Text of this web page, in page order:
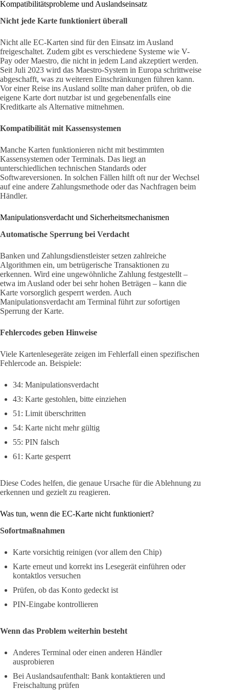
Kompatibilitätsprobleme und Auslandseinsatz
Nicht jede Karte funktioniert überall
Nicht alle EC-Karten sind für den Einsatz im Ausland
freigeschaltet. Zudem gibt es verschiedene Systeme wie V-
Pay oder Maestro, die nicht in jedem Land akzeptiert werden.
Seit Juli 2023 wird das Maestro-System in Europa schrittweise
abgeschafft, was zu weiteren Einschränkungen führen kann.
Vor einer Reise ins Ausland sollte man daher prüfen, ob die
eigene Karte dort nutzbar ist und gegebenenfalls eine
Kreditkarte als Alternative mitnehmen.
Kompatibilität mit Kassensystemen
Manche Karten funktionieren nicht mit bestimmten
Kassensystemen oder Terminals. Das liegt an
unterschiedlichen technischen Standards oder
Softwareversionen. In solchen Fällen hilft oft nur der Wechsel
auf eine andere Zahlungsmethode oder das Nachfragen beim
Händler.
Manipulationsverdacht und Sicherheitsmechanismen
Automatische Sperrung bei Verdacht
Banken und Zahlungsdienstleister setzen zahlreiche
Algorithmen ein, um betrügerische Transaktionen zu
erkennen. Wird eine ungewöhnliche Zahlung festgestellt –
etwa im Ausland oder bei sehr hohen Beträgen – kann die
Karte vorsorglich gesperrt werden. Auch
Manipulationsverdacht am Terminal führt zur sofortigen
Sperrung der Karte.
Fehlercodes geben Hinweise
Viele Kartenlesegeräte zeigen im Fehlerfall einen spezifischen
Fehlercode an. Beispiele:
34: Manipulationsverdacht
43: Karte gestohlen, bitte einziehen
51: Limit überschritten
54: Karte nicht mehr gültig
55: PIN falsch
61: Karte gesperrt
Diese Codes helfen, die genaue Ursache für die Ablehnung zu
erkennen und gezielt zu reagieren.
Was tun, wenn die EC-Karte nicht funktioniert?
Sofortmaßnahmen
Karte vorsichtig reinigen (vor allem den Chip)
Karte erneut und korrekt ins Lesegerät einführen oder
kontaktlos versuchen
Prüfen, ob das Konto gedeckt ist
PIN-Eingabe kontrollieren
Wenn das Problem weiterhin besteht
Anderes Terminal oder einen anderen Händler
ausprobieren
Bei Auslandsaufenthalt: Bank kontaktieren und
Freischaltung prüfen